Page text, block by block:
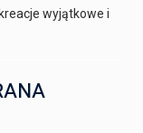
wyjątkowe i